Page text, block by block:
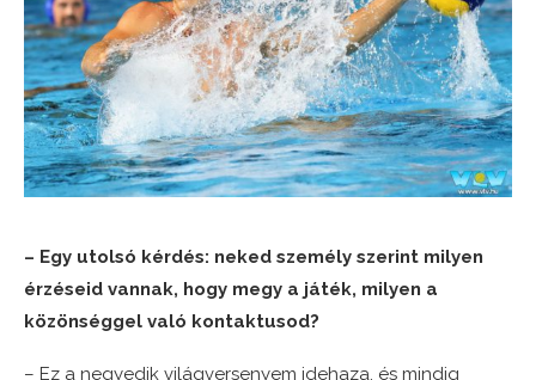
– Egy utolsó kérdés: neked személy szerint milyen
érzéseid vannak, hogy megy a játék, milyen a
közönséggel való kontaktusod?
– Ez a negyedik világversenyem idehaza, és mindig